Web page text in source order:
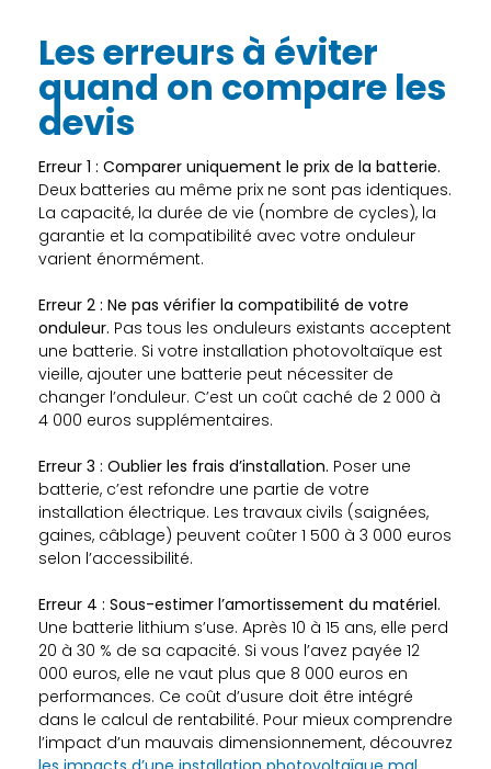
Les erreurs à éviter
quand on compare les
devis
Erreur 1 : Comparer uniquement le prix de la batterie.
Deux batteries au même prix ne sont pas identiques.
La capacité, la durée de vie (nombre de cycles), la
garantie et la compatibilité avec votre onduleur
varient énormément.
Erreur 2 : Ne pas vérifier la compatibilité de votre
onduleur. Pas tous les onduleurs existants acceptent
une batterie. Si votre installation photovoltaïque est
vieille, ajouter une batterie peut nécessiter de
changer l’onduleur. C’est un coût caché de 2 000 à
4 000 euros supplémentaires.
Erreur 3 : Oublier les frais d’installation. Poser une
batterie, c’est refondre une partie de votre
installation électrique. Les travaux civils (saignées,
gaines, câblage) peuvent coûter 1 500 à 3 000 euros
selon l’accessibilité.
Erreur 4 : Sous-estimer l’amortissement du matériel.
Une batterie lithium s’use. Après 10 à 15 ans, elle perd
20 à 30 % de sa capacité. Si vous l’avez payée 12
000 euros, elle ne vaut plus que 8 000 euros en
performances. Ce coût d’usure doit être intégré
dans le calcul de rentabilité. Pour mieux comprendre
l’impact d’un mauvais dimensionnement, découvrez